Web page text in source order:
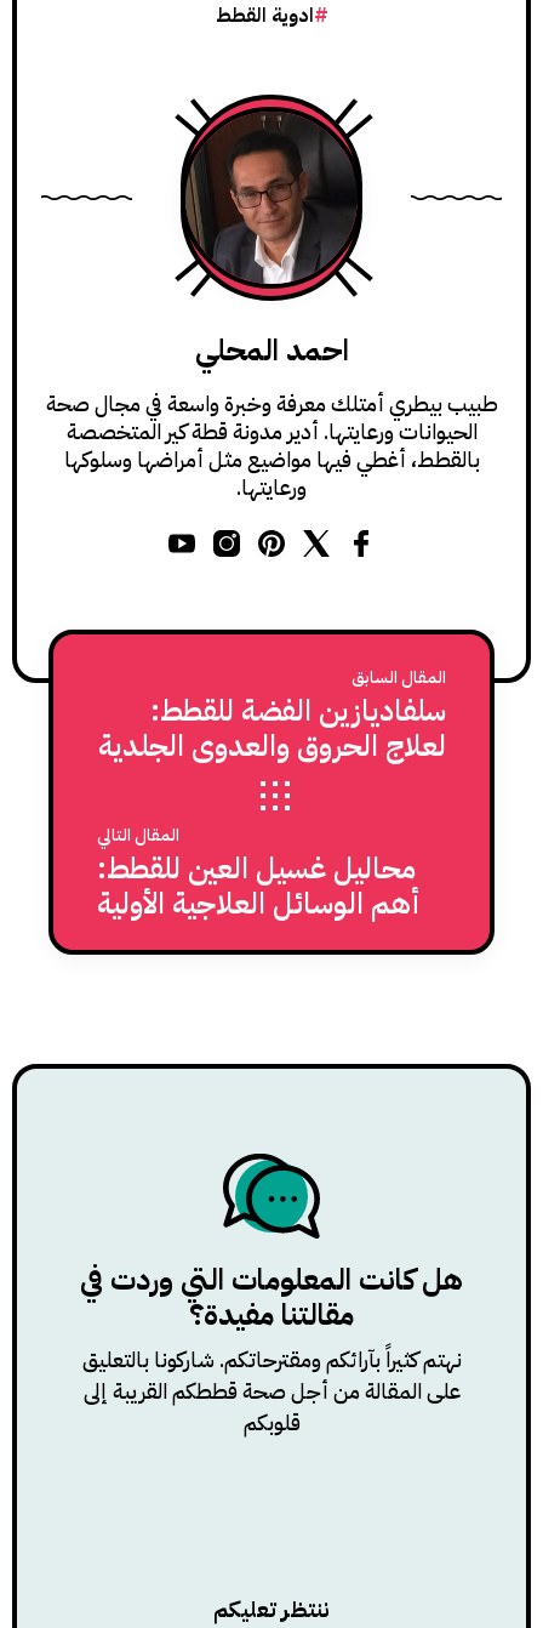
ادوية القطط
احمد المحلي
طبيب بيطري أمتلك معرفة وخبرة واسعة في مجال صحة
الحيوانات ورعايتها. أدير مدونة قطة كير المتخصصة
بالقطط، أغطي فيها مواضيع مثل أمراضها وسلوكها
ورعايتها.
المقال السابق
سلفاديازين الفضة للقطط:
لعلاج الحروق والعدوى الجلدية
المقال التالي
محاليل غسيل العين للقطط:
أهم الوسائل العلاجية الأولية
للتعامل مع إصابات العين
هل كانت المعلومات التي وردت في
مقالتنا مفيدة؟
نهتم كثيراً بآرائكم ومقترحاتكم. شاركونا بالتعليق
على المقالة من أجل صحة قططكم القريبة إلى
قلوبكم
ننتظر تعليكم